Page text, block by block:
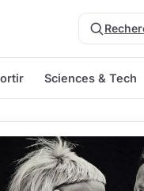
Sciences & Tech